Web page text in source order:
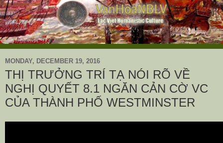
MONDAY, DECEMBER 19, 2016
THỊ TRƯỞNG TRÍ TẠ NÓI RÕ VỀ
NGHỊ QUYẾT 8.1 NGĂN CẢN CỜ VC
CỦA THÀNH PHỐ WESTMINSTER